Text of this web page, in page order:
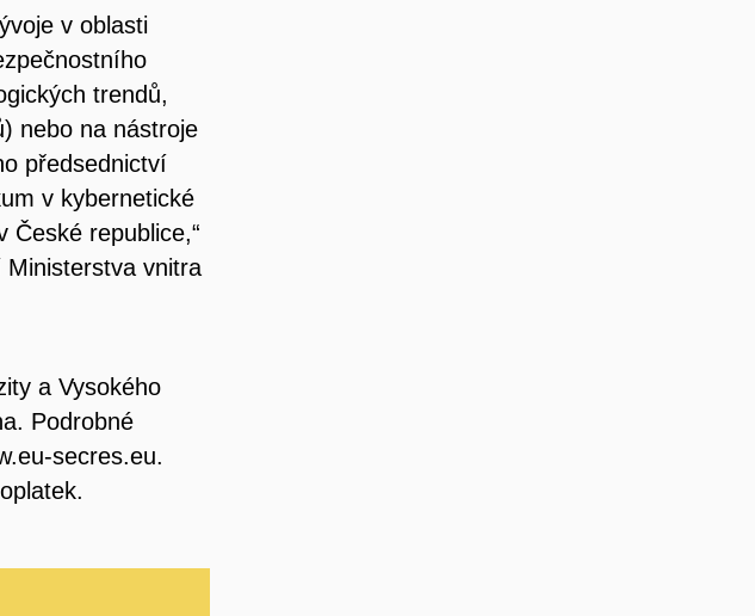
v oblasti
trendů,
nebo na nástroje
předsednictví
v kybernetické
České republice,“
vnitra
a Vysokého
Podrobné
secres.eu.